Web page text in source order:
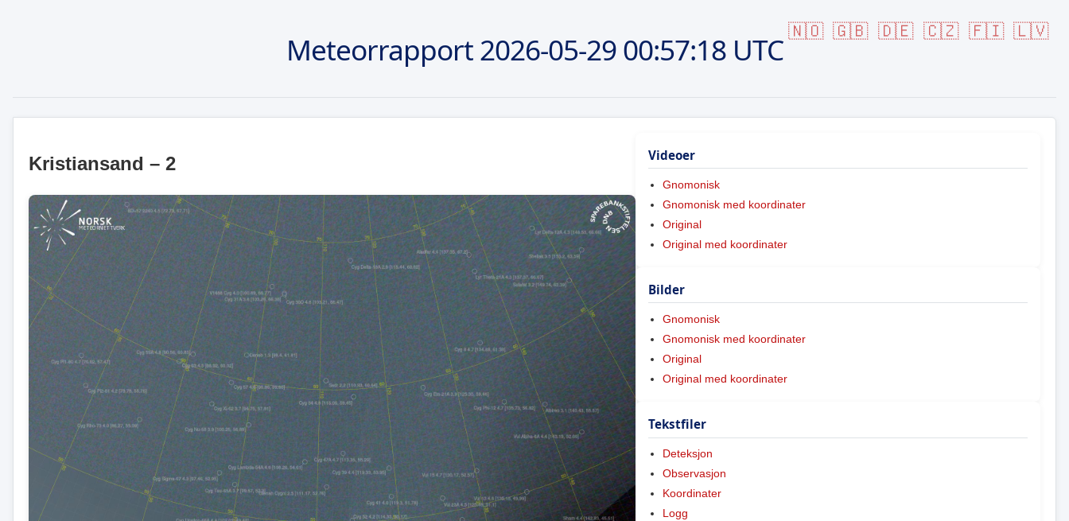
🇳🇴 🇬🇧 🇩🇪 🇨🇿 🇫🇮 🇱🇻
Meteorrapport2026-05-2900:57:18 UTC
Kristiansand – 2 Videoer
Gnomonisk
Gnomonisk med koordinater
Original
Original med koordinater
Bilder
Gnomonisk
Gnomonisk med koordinater
Original
Original med koordinater
Tekstfiler
Deteksjon
Observasjon
Koordinater
Logg